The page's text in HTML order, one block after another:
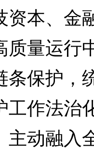
资本、金
质量运行
条保护，
工作法治
动融入